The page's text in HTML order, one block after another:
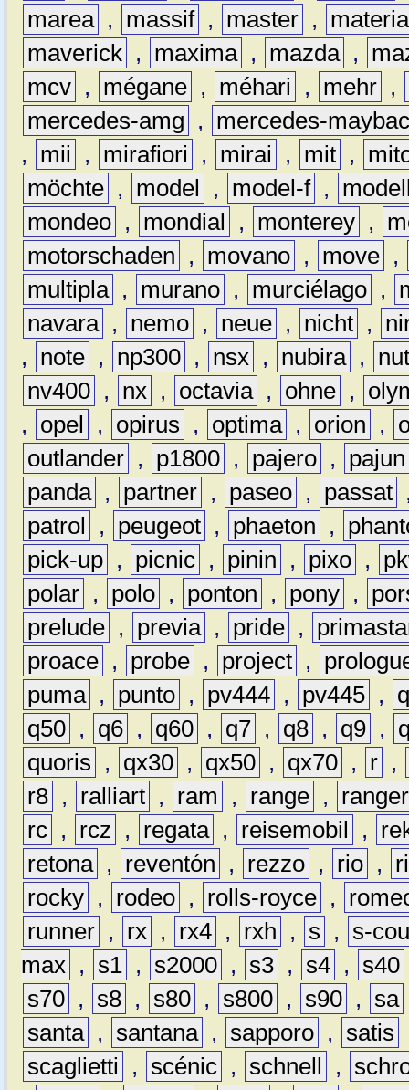
marea , massif , master ,
materia
maverick , maxima , mazda ,
mcv , mégane , méhari , mehr ,
mercedes-amg
,
mercedes-
,
mii , mirafiori , mirai , mit ,
möchte , model , model-f ,
mondeo , mondial , monterey ,
motorschaden
, movano , move ,
multipla , murano , murciélago ,
navara , nemo , neue , nicht ,
,
note , np300 , nsx , nubira ,
nv400 , nx , octavia , ohne ,
,
opel , opirus , optima , orion ,
outlander , p1800 , pajero ,
pajun
panda , partner , paseo , passat
patrol
, peugeot , phaeton ,
pick-up , picnic , pinin , pixo ,
polar , polo , ponton , pony ,
prelude , previa , pride ,
proace , probe , project ,
puma , punto , pv444 , pv445 ,
q50 , q6 , q60 , q7 , q8 , q9 ,
quoris
, qx30 , qx50 , qx70 , r ,
r8 , ralliart , ram , range ,
ranger
rc , rcz , regata , reisemobil ,
retona , reventón , rezzo , rio ,
rocky , rodeo , rolls-royce ,
runner , rx , rx4 , rxh , s ,
s-
max , s1 , s2000 , s3 , s4 , s40
s70 , s8 , s80 , s800 , s90 , sa
santa , santana , sapporo , satis
scaglietti
, scénic , schnell ,